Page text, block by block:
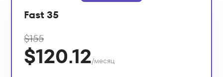
Fast 35
$155
$120.12/месяц